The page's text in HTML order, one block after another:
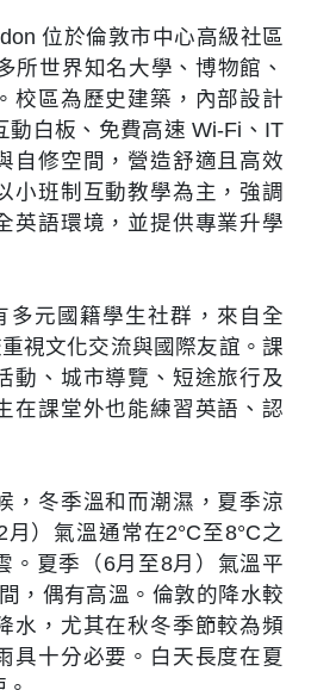
位於倫敦市中心高級社區
所世界知名大學、博物館、
校區為歷史建築，內部設計
動白板、免費高速 Wi-Fi、IT
自修空間，營造舒適且高效
小班制互動教學為主，強調
英語環境，並提供專業升學
多元國籍學生社群，來自全
視文化交流與國際友誼。課
動、城市導覽、短途旅行及
在課堂外也能練習英語、認
，冬季溫和而潮濕，夏季涼
）氣溫通常在2°C至8°C之
。夏季（6月至8月）氣溫平
，偶有高溫。倫敦的降水較
水，尤其在秋冬季節較為頻
具十分必要。白天長度在夏